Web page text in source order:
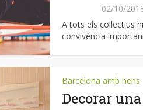
02/10/
A tots els col·lectius
convivència
Barcelona amb nens
Decorar